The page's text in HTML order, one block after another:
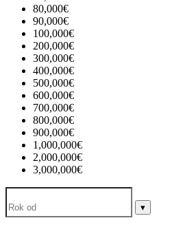
80,000€
90,000€
100,000€
200,000€
300,000€
400,000€
500,000€
600,000€
700,000€
800,000€
900,000€
1,000,000€
2,000,000€
3,000,000€
▾